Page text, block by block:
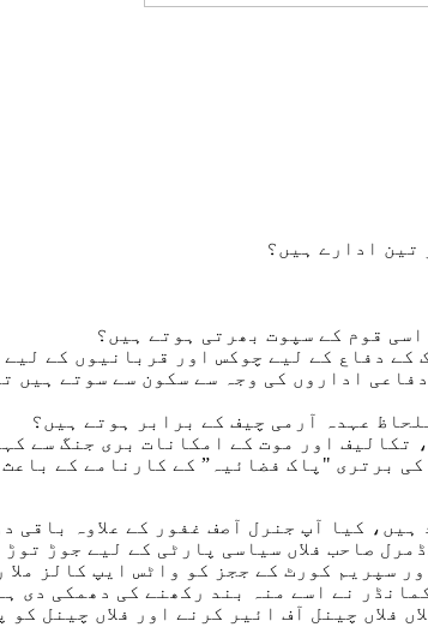
تین ادارے ہیں؟
قوم کے سپوت بھرتی ہوتے ہیں؟
دفاع کے لیے چوکس اور قربانیوں کے
عہدہ آرمی چیف کے برابر ہوتے ہیں؟
تکالیف اور موت کے امکانات بری جنگ سے
برتری "پاک فضائیہ” کے کارنامے کے
فلاں چینل آف ائیر کرنے اور فلاں چینل